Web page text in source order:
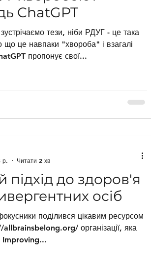
ChatGPT
тези, ніби РДУГ - це така
що це навпаки "хвороба" і взагалі
пропонує свої...
підхід до здоров'я
осіб
цікавим ресурсом
організації, яка
Improving...
р.
Читати 2 хв